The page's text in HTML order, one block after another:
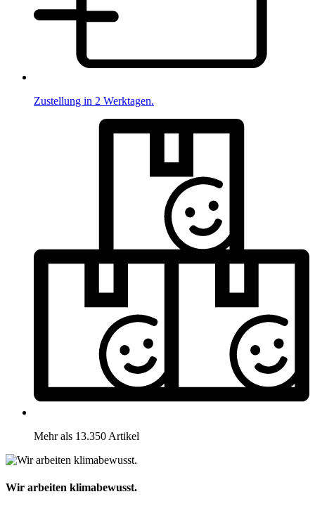
Zustellung in 2 Werktagen.
Mehr als 13.350 Artikel
Wir arbeiten klimabewusst.